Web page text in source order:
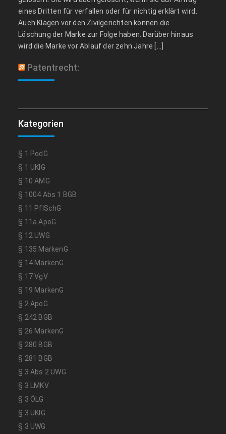
eines Dritten für verfallen oder für nichtig erklärt wird.
Auch Klagen vor den Zivilgerichten können die
Löschung der Marke zur Folge haben. Darüber hinaus
wird die Marke vor Ablauf der zehn Jahre […]
Patentrecht:
Kategorien
§ 1 PodG
§ 1 UKlG
§ 10 AMG
§ 1004 Abs 1 BGB
§ 11 PflSchG
§ 11a ApoG
§ 12 UWG
§ 135 MarkenG
§ 14 MarkenG
§ 17 VgV
§ 19 MarkenG
§ 2 ApoG
§ 242 BGB
§ 26 MarkenG
§ 280 BGB
§ 281 BGB
§ 3 Abs 2 UWG
§ 3 LMKV
§ 3 ÖLG
§ 3 UKlG
§ 3 UWG